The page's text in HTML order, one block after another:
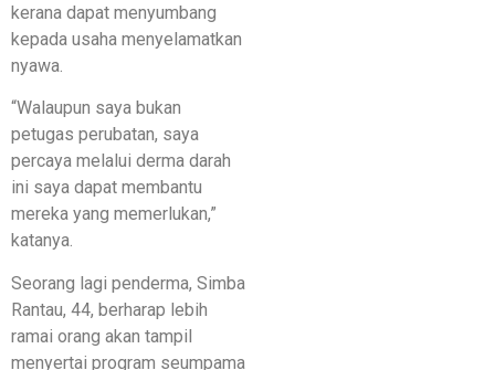
kerana dapat menyumbang
kepada usaha menyelamatkan
nyawa.
“Walaupun saya bukan
petugas perubatan, saya
percaya melalui derma darah
ini saya dapat membantu
mereka yang memerlukan,”
katanya.
Seorang lagi penderma, Simba
Rantau, 44, berharap lebih
ramai orang akan tampil
menyertai program seumpama